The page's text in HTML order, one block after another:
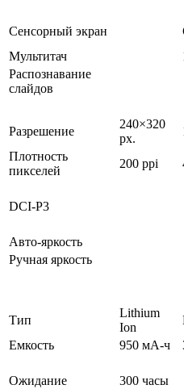
Сенсорный экран
Мультитач
Распознавание
слайдов
Разрешение
240×320
px.
Плотность
пикселей
200 ppi
DCI-P3
Авто-яркость
Ручная яркость
Тип
Lithium
Ion
Емкость
950 мА-ч
Ожидание
300 часы